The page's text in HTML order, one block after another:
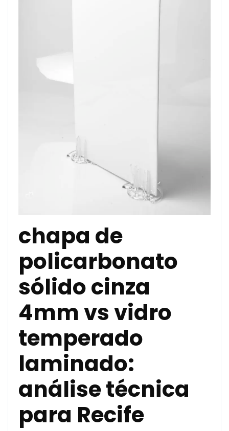
chapa de
policarbonato
sólido cinza
4mm vs vidro
temperado
laminado:
análise técnica
para Recife